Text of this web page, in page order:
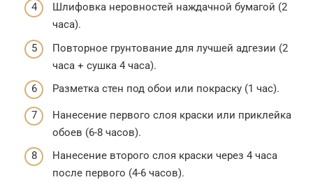
Шлифовка неровностей наждачной бумагой (2
часа).
Повторное грунтование для лучшей адгезии (2
часа + сушка 4 часа).
Разметка стен под обои или покраску (1 час).
Нанесение первого слоя краски или приклейка
обоев (6-8 часов).
Нанесение второго слоя краски через 4 часа
после первого (4-6 часов).